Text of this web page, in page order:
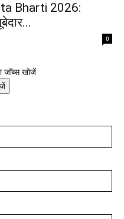
Bharti 2026:
0
खोजें